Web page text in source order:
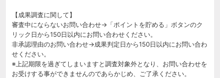
【成果調査に関して】
審査中にならないお問い合わせ→「ポイントを貯める」ボタンのク
リック日から150日以内にお問い合わせください。
非承認理由のお問い合わせ→成果判定日から150日以内にお問い合わ
せください。
※上記期限を過ぎてしまいますと調査対象外となり、お問い合わせを
お受けする事ができませんのであらかじめ、ご了承ください。